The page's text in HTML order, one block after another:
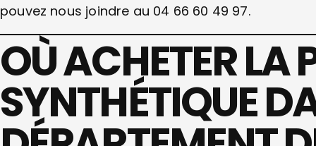
pouvez nous joindre au 04 66 60 49 97.
OÙ ACHETER LA
SYNTHÉTIQUE